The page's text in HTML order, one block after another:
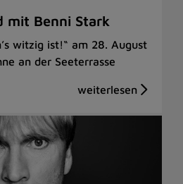
mit Benni Stark
witzig ist!“ am 28. August
an der Seeterrasse